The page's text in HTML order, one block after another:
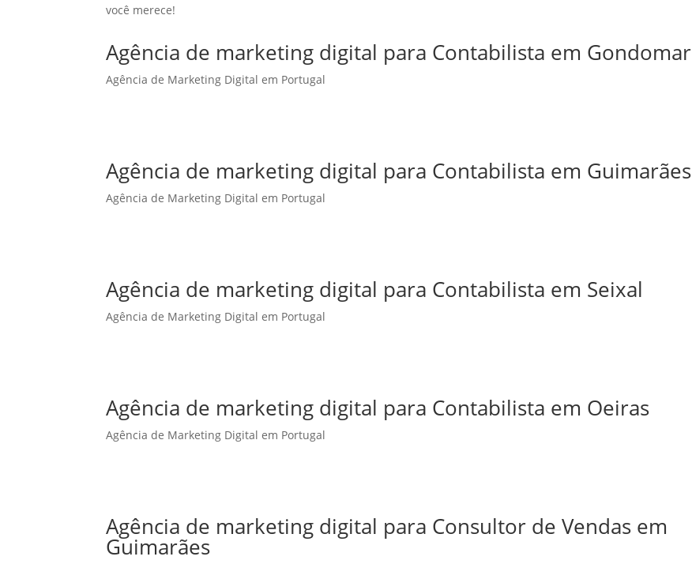
você merece!
Agência de marketing digital para Contabilista em Gondomar
Agência de Marketing Digital em Portugal
Agência de marketing digital para Contabilista em Guimarães
Agência de Marketing Digital em Portugal
Agência de marketing digital para Contabilista em Seixal
Agência de Marketing Digital em Portugal
Agência de marketing digital para Contabilista em Oeiras
Agência de Marketing Digital em Portugal
Agência de marketing digital para Consultor de Vendas em
Guimarães